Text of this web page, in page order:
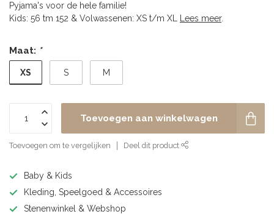
Pyjama's voor de hele familie!
Kids: 56 tm 152 & Volwassenen: XS t/m XL
Lees meer.
Maat: *
XS S M
Toevoegen aan winkelwagen
Toevoegen om te vergelijken Deel dit product
Baby & Kids
Kleding, Speelgoed & Accessoires
Stenenwinkel & Webshop